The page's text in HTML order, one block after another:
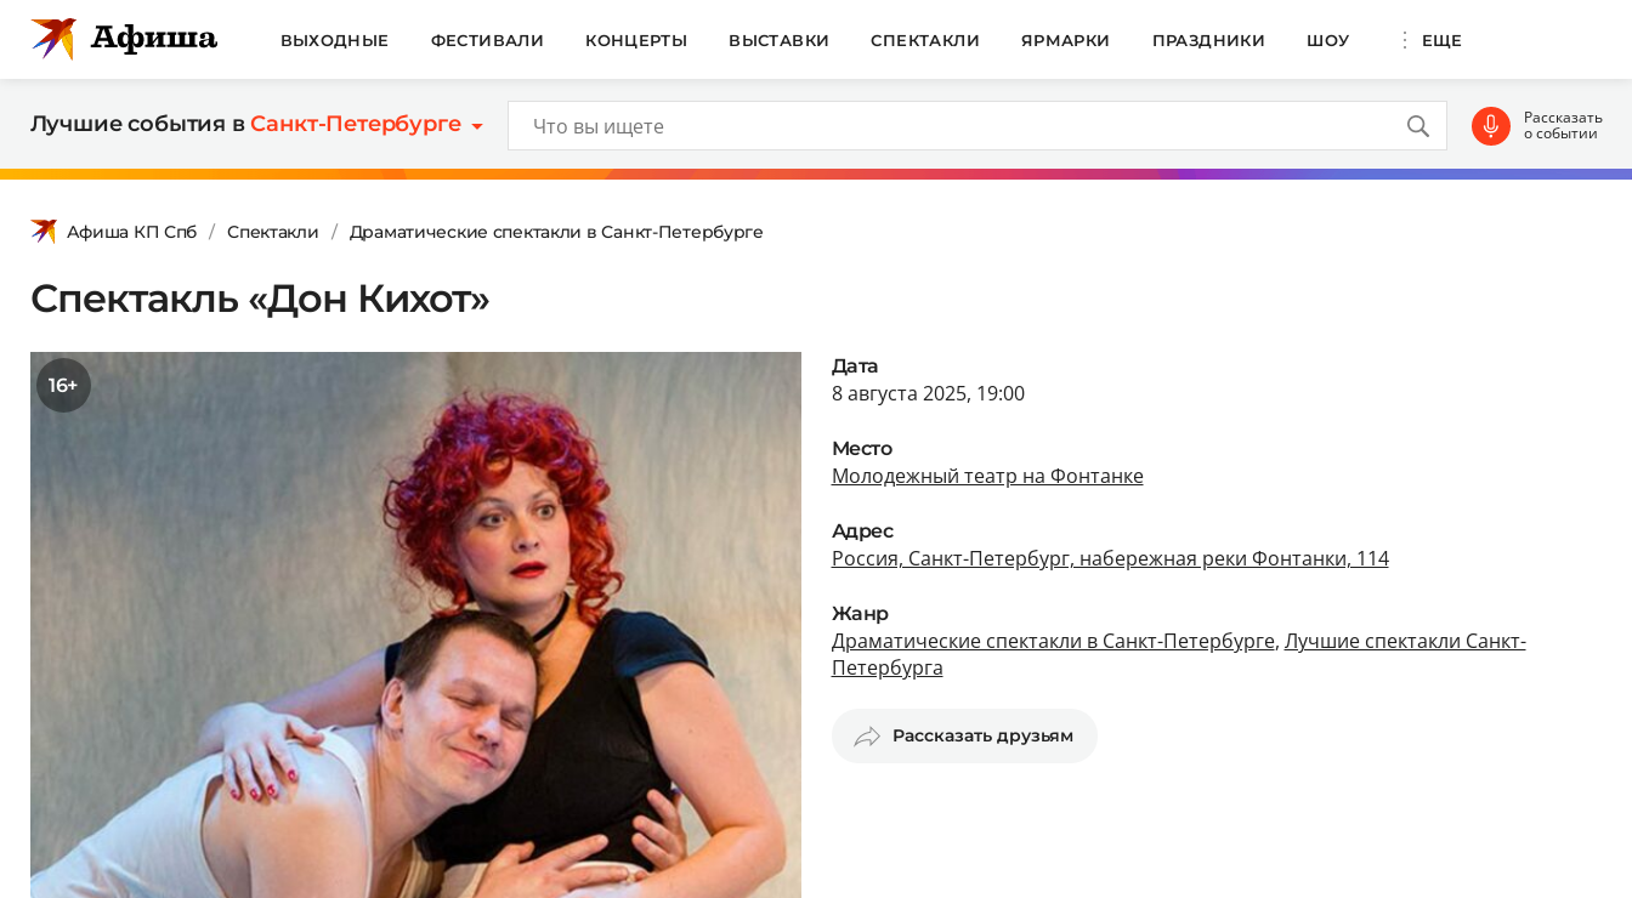
ВЫХОДНЫЕ ФЕСТИВАЛИ КОНЦЕРТЫ ВЫСТАВКИ СПЕКТАКЛИ ЯРМАРКИ ПРАЗДНИКИ ШОУ ЕЩЕ
Лучшие события вСанкт-Петербурге Рассказать
о событии
Афиша КП Спб Спектакли Драматические спектакли в Санкт-Петербурге
Спектакль «Дон Кихот»
16+
Дата
8 августа 2025, 19:00
Место
Молодежный театр на Фонтанке
Адрес
Россия, Санкт-Петербург, набережная реки Фонтанки, 114
Жанр
Драматические спектакли в Санкт-Петербурге, Лучшие спектакли Санкт-
Петербурга
Рассказать друзьям